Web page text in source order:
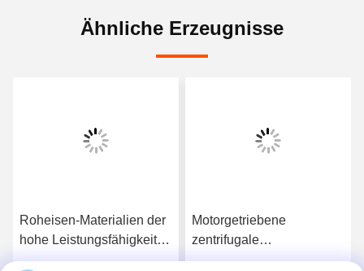
Ähnliche Erzeugnisse
Roheisen-Materialien der
hohe Leistungsfähigkeits-
zentrifugale
Motorgetriebene
zentrifugale
Feuerlöschpumpe